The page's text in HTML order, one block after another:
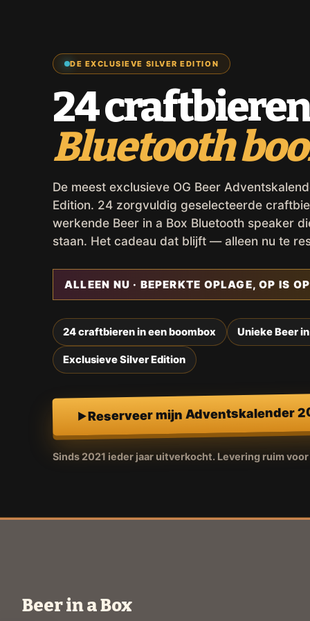
DE EXCLUSIEVE SILVER EDITION
24
Bluetooth
De meest exclusieve OG Beer
Edition. 24 zorgvuldig geselecteerde
werkende Beer in a Box Bluetooth speaker
staan. Het cadeau dat blijft — alleen nu te
ALLEEN NU · BEPERKTE OPLAGE, OP IS OP
24 craftbieren in een boombox Unieke Beer
Exclusieve Silver Edition
Reserveer mijn Adventskalender
Sinds 2021 ieder jaar uitverkocht. Levering ruim
Beer in a Box